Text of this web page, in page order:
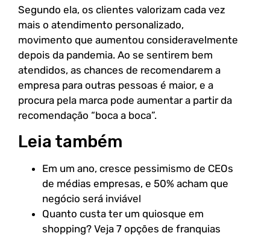
Segundo ela, os clientes valorizam cada vez
mais o atendimento personalizado,
movimento que aumentou consideravelmente
depois da pandemia. Ao se sentirem bem
atendidos, as chances de recomendarem a
empresa para outras pessoas é maior, e a
procura pela marca pode aumentar a partir da
recomendação “boca a boca”.
Leia também
Em um ano, cresce pessimismo de CEOs
de médias empresas, e 50% acham que
negócio será inviável
Quanto custa ter um quiosque em
shopping? Veja 7 opções de franquias